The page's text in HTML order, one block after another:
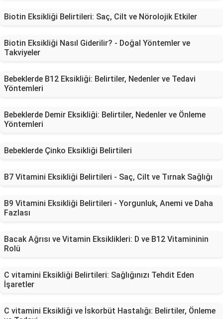
Biotin Eksikliği Belirtileri: Saç, Cilt ve Nörolojik Etkiler
Biotin Eksikliği Nasıl Giderilir? - Doğal Yöntemler ve
Takviyeler
Bebeklerde B12 Eksikliği: Belirtiler, Nedenler ve Tedavi
Yöntemleri
Bebeklerde Demir Eksikliği: Belirtiler, Nedenler ve Önleme
Yöntemleri
Bebeklerde Çinko Eksikliği Belirtileri
B7 Vitamini Eksikliği Belirtileri - Saç, Cilt ve Tırnak Sağlığı
B9 Vitamini Eksikliği Belirtileri - Yorgunluk, Anemi ve Daha
Fazlası
Bacak Ağrısı ve Vitamin Eksiklikleri: D ve B12 Vitamininin
Rolü
C vitamini Eksikliği Belirtileri: Sağlığınızı Tehdit Eden
İşaretler
C vitamini Eksikliği ve İskorbüt Hastalığı: Belirtiler, Önleme